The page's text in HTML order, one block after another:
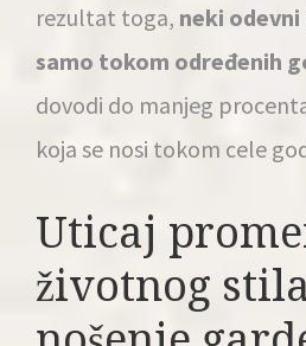
rezultat toga, neki
samo tokom određenih
dovodi do manjeg
koja se nosi tokom cele
Uticaj
životnog